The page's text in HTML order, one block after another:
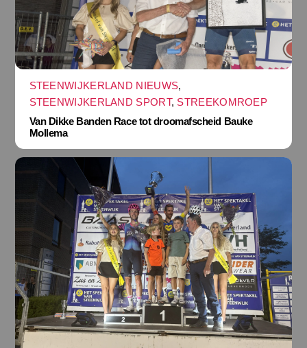
STEENWIJKERLAND NIEUWS,
STEENWIJKERLAND SPORT, STREEKOMROEP
Van Dikke Banden Race tot droomafscheid Bauke
Mollema